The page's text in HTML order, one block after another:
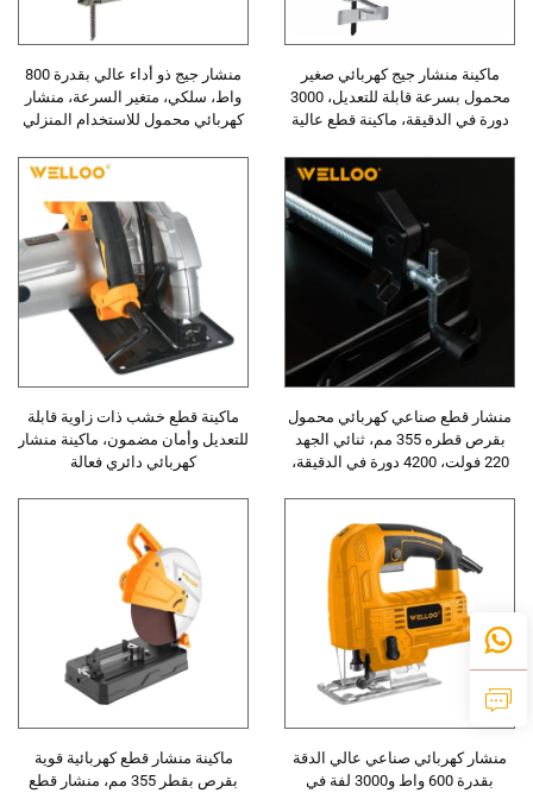
ماكينة منشار جيج كهربائي صغير
محمول بسرعة قابلة للتعديل، 3000
دورة في الدقيقة، ماكينة قطع عالية
منشار جيج ذو أداء عالي بقدرة 800
واط، سلكي، متغير السرعة، منشار
كهربائي محمول للاستخدام المنزلي
منشار قطع صناعي كهربائي محمول
بقرص قطره 355 مم، ثنائي الجهد
220 فولت، 4200 دورة في الدقيقة،
ماكينة قطع خشب ذات زاوية قابلة
للتعديل وأمان مضمون، ماكينة منشار
كهربائي دائري فعالة
منشار كهربائي صناعي عالي الدقة
بقدرة 600 واط و3000 لفة في
ماكينة منشار قطع كهربائية قوية
بقرص بقطر 355 مم، منشار قطع